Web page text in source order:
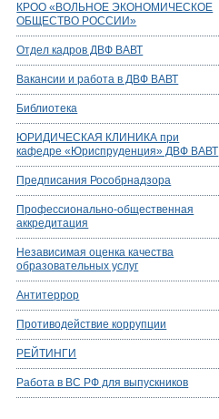
КРОО «ВОЛЬНОЕ ЭКОНОМИЧЕСКОЕ
ОБЩЕСТВО РОССИИ»
Отдел кадров ДВФ ВАВТ
Вакансии и работа в ДВФ ВАВТ
Библиотека
ЮРИДИЧЕСКАЯ КЛИНИКА при
кафедре «Юриспруденция» ДВФ ВАВТ
Предписания Рособрнадзора
Профессионально-общественная
аккредитация
Независимая оценка качества
образовательных услуг
Антитеррор
Противодействие коррупции
РЕЙТИНГИ
Работа в ВС РФ для выпускников